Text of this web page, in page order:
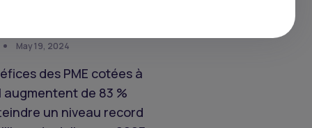
May 19, 2024
des PME cotées à
augmentent de 83 %
un niveau record